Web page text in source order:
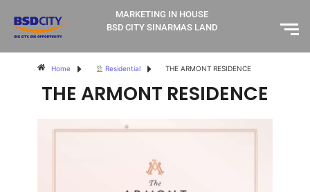
MARKETING IN HOUSE
BSD CITY SINARMAS LAND
Home Residential THE ARMONT RESIDENCE
THE ARMONT RESIDENCE